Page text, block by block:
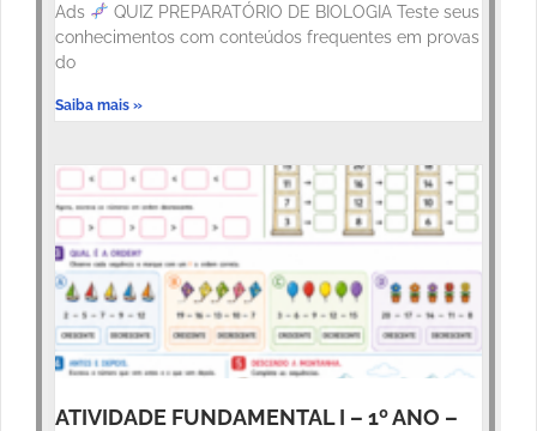
Ads
QUIZ PREPARATÓRIO DE BIOLOGIA Teste seus
conhecimentos com conteúdos frequentes em provas
do
Saiba mais »
ATIVIDADE FUNDAMENTAL I – 1º ANO –